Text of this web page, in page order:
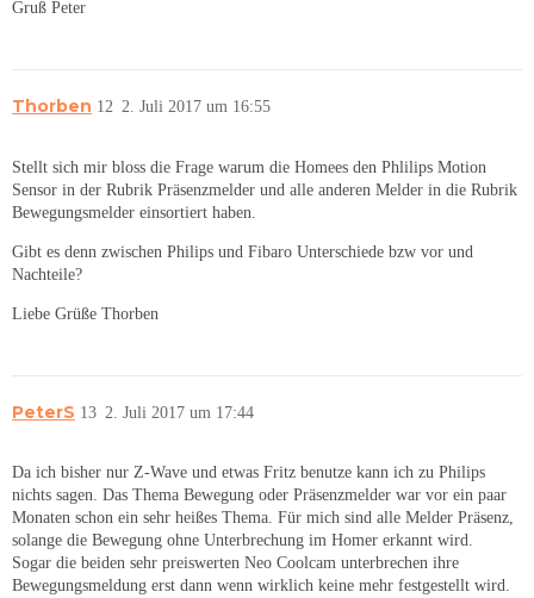
Gruß Peter
Thorben 2. Juli 2017 um 16:55
12
Stellt sich mir bloss die Frage warum die Homees den Phlilips Motion
Sensor in der Rubrik Präsenzmelder und alle anderen Melder in die Rubrik
Bewegungsmelder einsortiert haben.
Gibt es denn zwischen Philips und Fibaro Unterschiede bzw vor und
Nachteile?
Liebe Grüße Thorben
PeterS 2. Juli 2017 um 17:44
13
Da ich bisher nur Z-Wave und etwas Fritz benutze kann ich zu Philips
nichts sagen. Das Thema Bewegung oder Präsenzmelder war vor ein paar
Monaten schon ein sehr heißes Thema. Für mich sind alle Melder Präsenz,
solange die Bewegung ohne Unterbrechung im Homer erkannt wird.
Sogar die beiden sehr preiswerten Neo Coolcam unterbrechen ihre
Bewegungsmeldung erst dann wenn wirklich keine mehr festgestellt wird.